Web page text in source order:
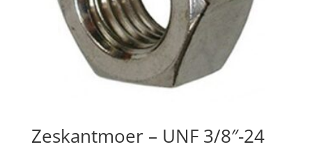
Zeskantmoer – UNF 3/8″-24